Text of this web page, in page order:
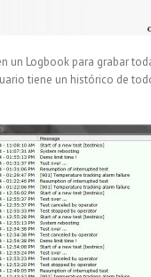
un Logbook para grabar
tiene un histórico de